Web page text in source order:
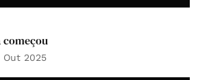
começou
Out 2025